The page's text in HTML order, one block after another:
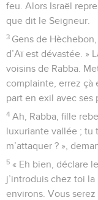
feu. Alors Israël
que dit le Seigneur.
3 Gens de
d’Aï est dévastée. »
voisins de Rabba.
complainte, errez çà
part en exil avec ses
4 Ah, Rabba, fille
luxuriante vallée ; tu
m’attaquer ? »,
5 « Eh bien, déclare
j’introduis chez toi
environs. Vous